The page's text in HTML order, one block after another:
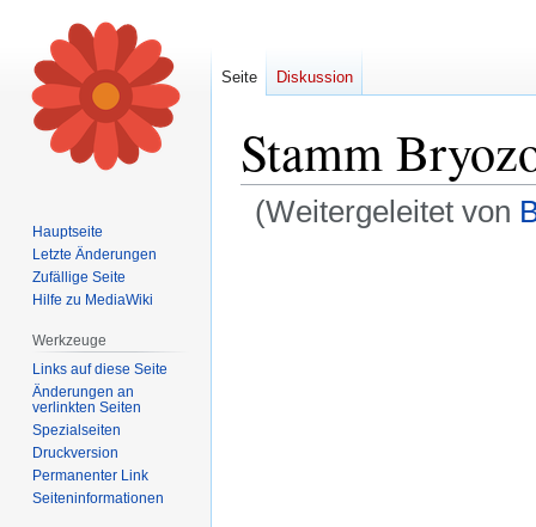
Stamm
(Weitergeleitet von
Seite Diskussion
Hauptseite
Letzte Änderungen
Zufällige Seite
Hilfe zu MediaWiki
Werkzeuge
Links auf diese Seite
Änderungen an
verlinkten Seiten
Spezialseiten
Druckversion
Permanenter Link
Seiten­informationen